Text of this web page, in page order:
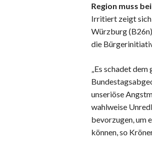
Region muss
Irritiert zeigt sich
Würzburg
die
„Es schadet
unseriöse
wahlweise
bevorzugen, um
können, so